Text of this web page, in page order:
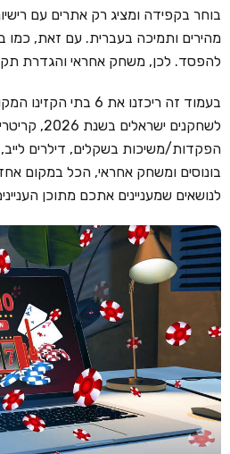
בוחר בקפידה ומציג רק אתרים עם
מהירים ותמיכה בעברית. עם זאת, כמו
להפסד. לכן, משחק אחראי והגדרת
בעמוד זה ריכזנו את 6
לשחקנים
הפקדות/משיכות בשקלים, דילרים לייב,
בונוסים ומשחק אחראי, הכל במקום
לנושאים שמעניינים אתכם מתוכן